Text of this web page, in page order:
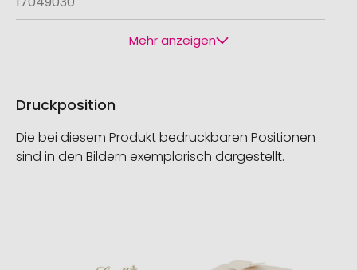
Mehr anzeigen
Druckposition
Die bei diesem Produkt bedruckbaren Positionen
sind in den Bildern exemplarisch dargestellt.